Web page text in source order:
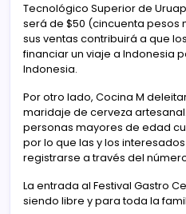
Tecnológico Superior de
será de $50 (cincuenta pesos
sus ventas contribuirá a que
financiar un viaje a Indonesia
Indonesia.
Por otro lado, Cocina M
maridaje de cerveza
personas mayores de edad
por lo que las y los
registrarse a través del número
La entrada al Festival Gastro
siendo libre y para toda la